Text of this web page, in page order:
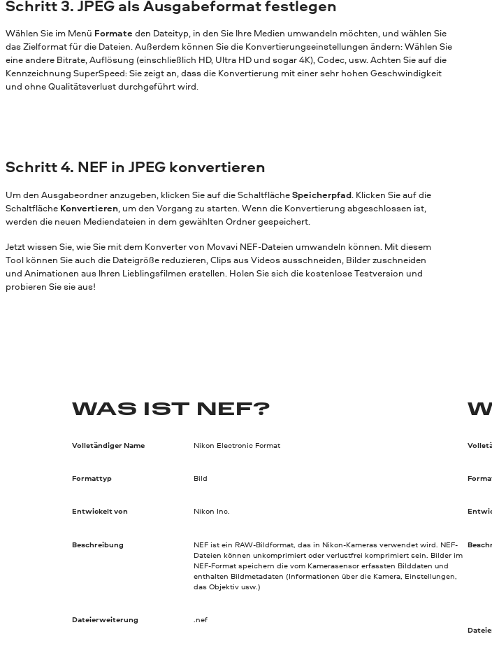
Schritt 3. JPEG als Ausgabeformat festlegen
Wählen Sie im Menü Formate den Dateityp, in den Sie Ihre Medien umwandeln möchten, und wählen Sie
das Zielformat für die Dateien. Außerdem können Sie die Konvertierungseinstellungen ändern: Wählen Sie
eine andere Bitrate, Auflösung (einschließlich HD, Ultra HD und sogar 4K), Codec, usw. Achten Sie auf die
Kennzeichnung SuperSpeed: Sie zeigt an, dass die Konvertierung mit einer sehr hohen Geschwindigkeit
und ohne Qualitätsverlust durchgeführt wird.
Schritt 4. NEF in JPEG konvertieren
Um den Ausgabeordner anzugeben, klicken Sie auf die SchaltflächeSpeicherpfad. Klicken Sie auf die
Schaltfläche Konvertieren, um den Vorgang zu starten. Wenn die Konvertierung abgeschlossen ist,
werden die neuen Mediendateien in dem gewählten Ordner gespeichert.
Jetzt wissen Sie, wie Sie mit dem Konverter von Movavi NEF-Dateien umwandeln können. Mit diesem
Tool können Sie auch die Dateigröße reduzieren, Clips aus Videos ausschneiden, Bilder zuschneiden
und Animationen aus Ihren Lieblingsfilmen erstellen. Holen Sie sich die kostenlose Testversion und
probieren Sie sie aus!
WAS IST NEF?
Vollständiger Name Nikon Electronic Format
Formattyp Bild
Entwickelt von Nikon Inc.
Beschreibung
NEF ist ein RAW-Bildformat, das in Nikon-Kameras verwendet wird. NEF-
Dateien können unkomprimiert oder verlustfrei komprimiert sein. Bilder im
NEF-Format speichern die vom Kamerasensor erfassten Bilddaten und
enthalten Bildmetadaten (Informationen über die Kamera, Einstellungen,
das Objektiv usw.)
Dateierweiterung .nef